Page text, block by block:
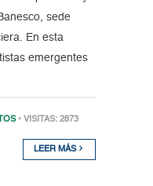
sede
En esta
emergentes
• VISITAS: 2873
LEER MÁS